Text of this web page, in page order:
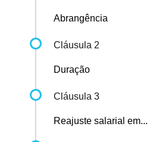
Abrangência
Cláusula 2
Duração
Cláusula 3
Reajuste salarial em...